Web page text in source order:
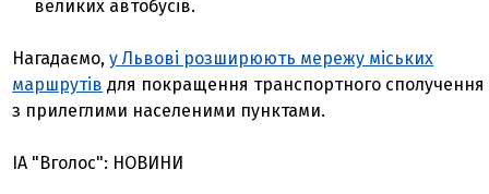
великих автобусів.
Нагадаємо,у Львові розширюють мережу міських
маршрутів для покращення транспортного сполучення
з прилеглими населеними пунктами.
ІА "Вголос": НОВИНИ